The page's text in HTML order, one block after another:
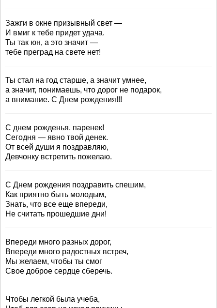
Зажги в окне призывный свет —
И вмиг к тебе придет удача.
Ты так юн, а это значит —
тебе преград на свете нет!
Ты стал на год старше, а значит умнее,
а значит, понимаешь, что дорог не подарок,
а внимание. С Днем рождения!!!
С днем рожденья, паренек!
Сегодня — явно твой денек.
От всей души я поздравляю,
Девчонку встретить пожелаю.
С Днем рождения поздравить спешим,
Как приятно быть молодым,
Знать, что все еще впереди,
Не считать прошедшие дни!
Впереди много разных дорог,
Впереди много радостных встреч,
Мы желаем, чтобы ты смог
Свое доброе сердце сберечь.
Чтобы легкой была учеба,